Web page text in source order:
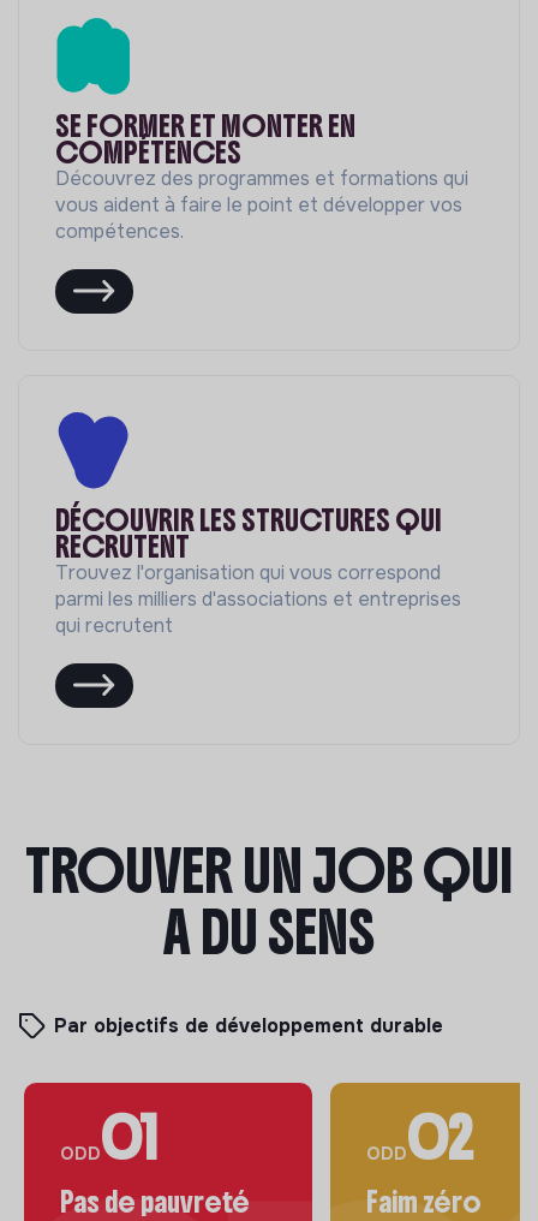
SE FORMER ET MONTER EN
COMPÉTENCES
Découvrez des programmes et formations qui
vous aident à faire le point et développer vos
compétences.
DÉCOUVRIR LES STRUCTURES QUI
RECRUTENT
Trouvez l'organisation qui vous correspond
parmi les milliers d'associations et entreprises
qui recrutent
TROUVER UN JOB QUI
A DU SENS
Par objectifs de développement durable
ODD01
Pas de pauvreté
ODD02
Faim zéro